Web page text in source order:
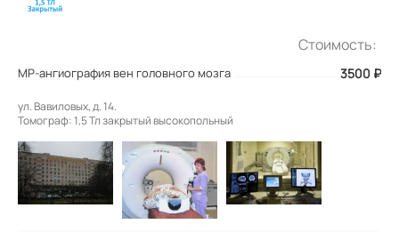
Стоимость:
МР-ангиография вен головного мозга 3500 ₽
ул. Вавиловых, д. 14.
Томограф: 1,5 Тл закрытый высокопольный